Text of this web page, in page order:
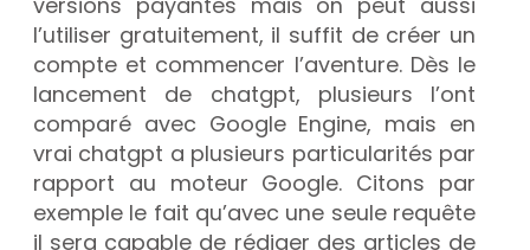
l’utiliser gratuitement, il suffit de créer un
compte et commencer l’aventure. Dès le
lancement de chatgpt, plusieurs l’ont
comparé avec Google Engine, mais en
vrai chatgpt a plusieurs particularités par
rapport au moteur Google. Citons par
exemple le fait qu’avec une seule requête
il sera capable de rédiger des articles de